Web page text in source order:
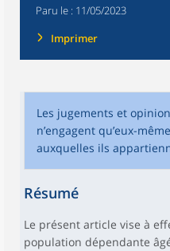
Paru le : 11/05/2023
Imprimer
Les jugements et
n’engagent qu’eux-
auxquelles ils
Résumé
Le présent article vise à
population dépendante